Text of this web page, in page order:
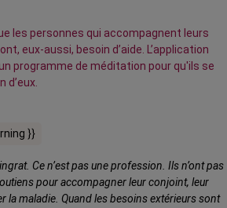
les personnes qui accompagnent leurs
eux-aussi, besoin d’aide. L’application
programme de méditation pour qu'ils se
d’eux.
}}
Ce n’est pas une profession. Ils n’ont pas
pour accompagner leur conjoint, leur
la maladie. Quand les besoins extérieurs sont